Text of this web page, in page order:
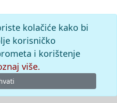
Krleža, 2026. Pristupljeno
clanak/opticki-cirkulator>.
kolačiće kako bi
korisničko
i korištenje
više.
Miroslav Krleža